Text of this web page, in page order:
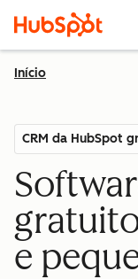
Início
CRM da HubSpot
e